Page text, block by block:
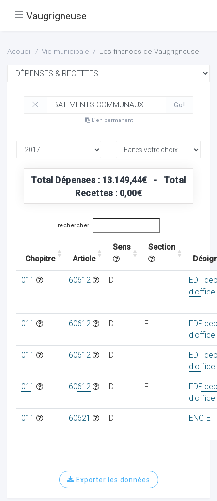
☰ Vaugrigneuse
Accueil Vie municipale Les finances de Vaugrigneuse
Go!
Lien permanent
Total Dépenses : 13.149,44€ - Total
Recettes : 0,00€
rechercher
Chapitre Article
Sens
Section
011 60612 D F
EDF
d'office
011 60612 D F
EDF
d'office
011 60612 D F
EDF
d'office
011 60612 D F
EDF
d'office
011 60621 D F ENGIE
Exporter les données